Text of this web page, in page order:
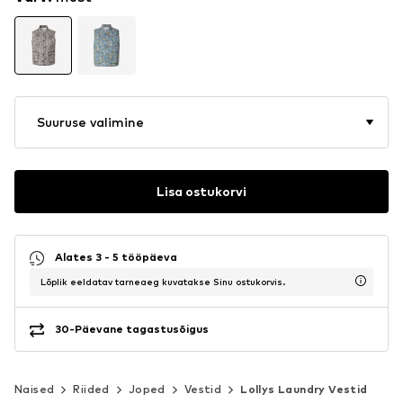
Suuruse valimine
Lisa ostukorvi
Alates 3 - 5 tööpäeva
Lõplik eeldatav tarneaeg kuvatakse Sinu ostukorvis.
30-Päevane tagastusõigus
Naised Riided Joped Vestid Lollys Laundry Vestid